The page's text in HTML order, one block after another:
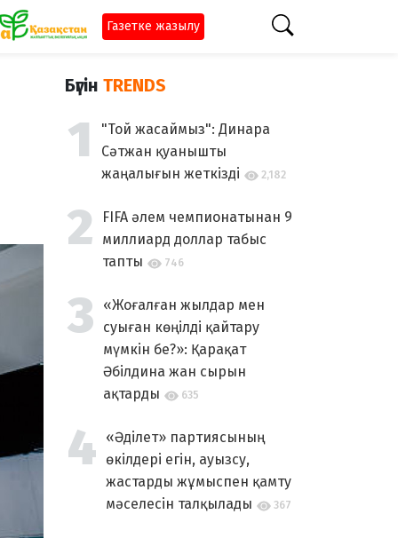
Газетке жазылу
Бүгін TRENDS
"Той жасаймыз": Динара
Сәтжан қуанышты
жаңалығын жеткізді
2,182
FIFA әлем чемпионатынан 9
миллиард доллар табыс
тапты
746
«Жоғалған жылдар мен
суыған көңілді қайтару
мүмкін бе?»: Қарақат
Әбілдина жан сырын
ақтарды
635
«Әділет» партиясының
өкілдері егін, ауызсу,
жастарды жұмыспен қамту
мәселесін талқылады
367